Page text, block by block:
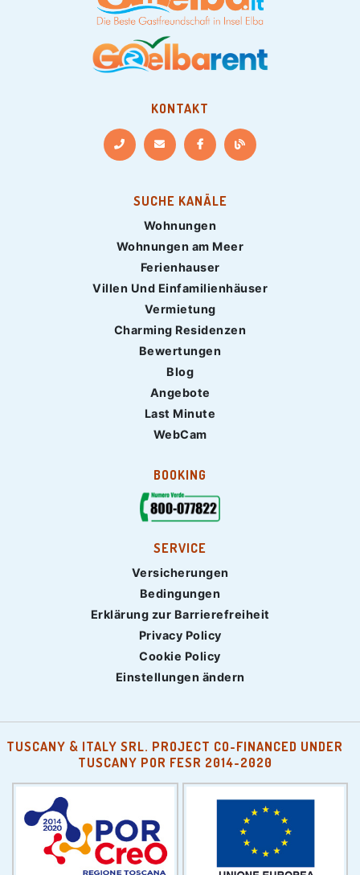
KONTAKT
SUCHE KANÄLE
Wohnungen
Wohnungen am Meer
Ferienhauser
Villen Und Einfamilienhäuser
Vermietung
Charming Residenzen
Bewertungen
Blog
Angebote
Last Minute
WebCam
BOOKING
SERVICE
Versicherungen
Bedingungen
Erklärung zur Barrierefreiheit
Privacy Policy
Cookie Policy
Einstellungen ändern
TUSCANY & ITALY SRL. PROJECT CO-FINANCED UNDER
TUSCANY POR FESR 2014-2020